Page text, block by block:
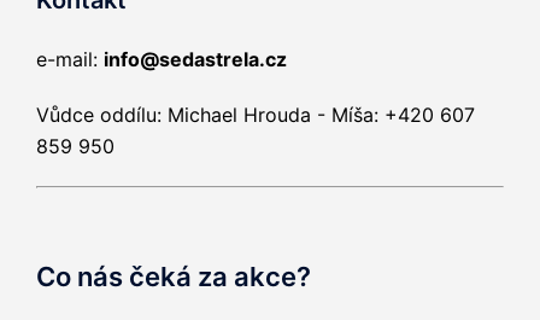
e-mail: info@sedastrela.cz
Vůdce oddílu: Michael Hrouda - Míša: +420 607
859 950
Co nás čeká za akce?